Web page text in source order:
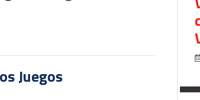
Juegos